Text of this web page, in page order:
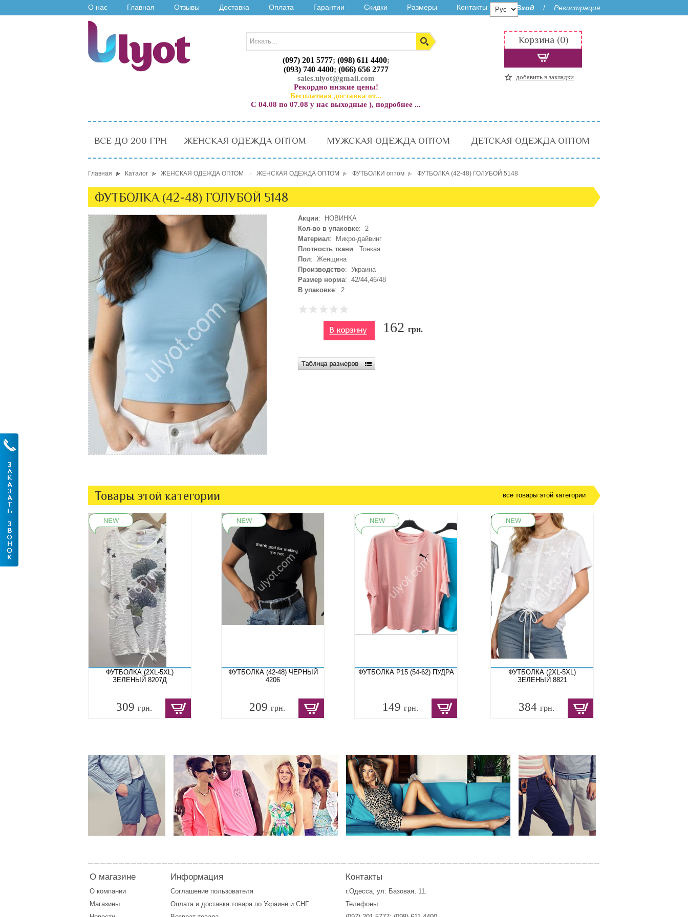
О нас Главная Отзывы Доставка Оплата Гарантии Скидки Размеры Контакты Вход / Регистрация
(097) 201 5777; (098) 611 4400;
(093) 740 4400; (066) 656 2777
sales.ulyot@gmail.com
Рекордно низкие цены!
Бесплатная доставка от...
С 04.08 по 07.08 у нас выходные ), подробнее ...
Корзина (0)
добавить в закладки
ВСЕ ДО 200 ГРН ЖЕНСКАЯ ОДЕЖДА ОПТОМ МУЖСКАЯ ОДЕЖДА ОПТОМ ДЕТСКАЯ ОДЕЖДА ОПТОМ
Главная Каталог ЖЕНСКАЯ ОДЕЖДА ОПТОМ ЖЕНСКАЯ ОДЕЖДА ОПТОМ ФУТБОЛКИ оптом ФУТБОЛКА (42-48) ГОЛУБОЙ 5148
ФУТБОЛКА (42-48) ГОЛУБОЙ 5148
Акции: НОВИНКА
Кол-во в упаковке: 2
Материал: Микро-дайвинг
Плотность ткани: Тонкая
Пол: Женщина
Производство: Украина
Размер норма: 42/44,46/48
В упаковке: 2
162 грн.
Товары этой категории все товары этой категории
ФУТБОЛКА (2XL-5XL)
ЗЕЛЕНЫЙ 8207Д
309 грн.
ФУТБОЛКА (42-48) ЧЕРНЫЙ
4206
209 грн.
ФУТБОЛКА P15 (54-62) ПУДРА
149 грн.
ФУТБОЛКА (2XL-5XL)
ЗЕЛЕНЫЙ 8821
384 грн.
О магазине
О компании
Магазины
Информация
Соглашение пользователя
Оплатаи доставка товара по Украине и СНГ
Контакты
г.Одесса, ул. Базовая, 11.
Телефоны: